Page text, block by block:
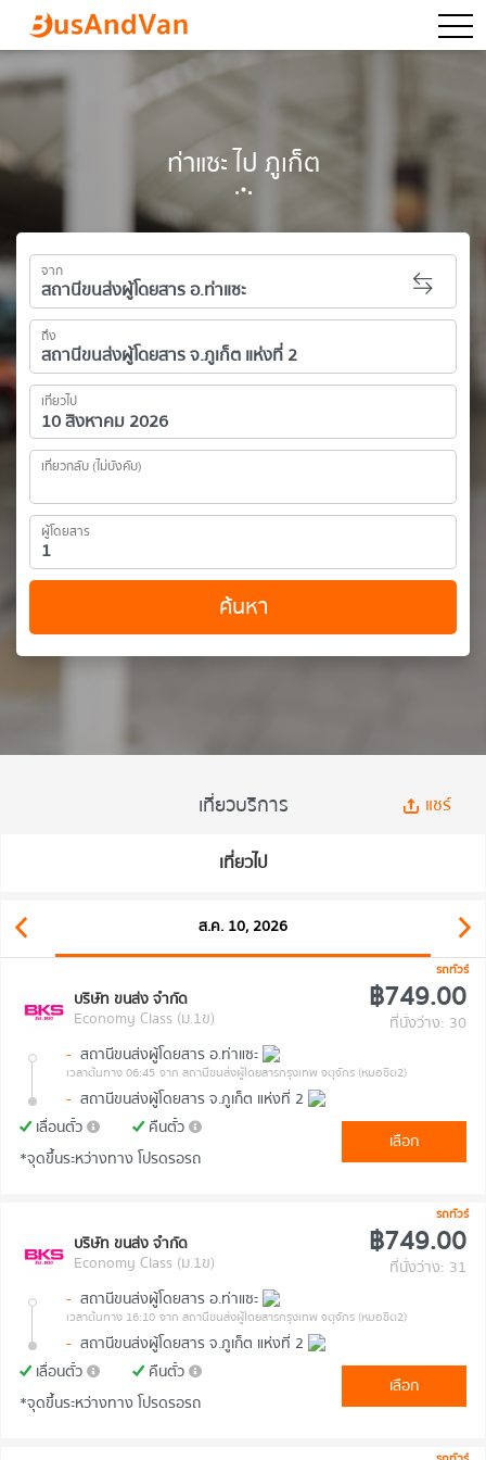
ท่าแซะ ไป ภูเก็ต
จาก
ถึง
เที่ยวไป
เที่ยวกลับ (ไม่บังคับ)
ผู้โดยสาร
ค้นหา
เที่ยวบริการ แชร์
เที่ยวไป
ส.ค. 10, 2026
รถทัวร์
บริษัท ขนส่ง จำกัด
Economy Class (ม.1ข)
฿749.00
ที่นั่งว่าง: 30
- สถานีขนส่งผู้โดยสาร อ.ท่าแซะ
เวลาต้นทาง 06:45 จาก สถานีขนส่งผู้โดยสารกรุงเทพ จตุจักร (หมอชิต2)
- สถานีขนส่งผู้โดยสาร จ.ภูเก็ต แห่งที่ 2
เลื่อนตั๋ว
คืนตั๋ว
*จุดขึ้นระหว่างทาง โปรดรอรถ
เลือก
รถทัวร์
บริษัท ขนส่ง จำกัด
Economy Class (ม.1ข)
฿749.00
ที่นั่งว่าง: 31
- สถานีขนส่งผู้โดยสาร อ.ท่าแซะ
เวลาต้นทาง 16:10 จาก สถานีขนส่งผู้โดยสารกรุงเทพ จตุจักร (หมอชิต2)
- สถานีขนส่งผู้โดยสาร จ.ภูเก็ต แห่งที่ 2
เลื่อนตั๋ว
คืนตั๋ว
*จุดขึ้นระหว่างทาง โปรดรอรถ
เลือก